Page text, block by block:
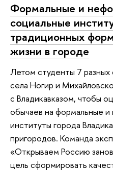
Формальные и
социальные
традиционных
жизни в городе
Летом студенты 7 разных
села Ногир и
с Владикавказом, чтобы
обычаев на формальные
институты города
пригородов. Команда
«Открываем Россию
цель сформировать